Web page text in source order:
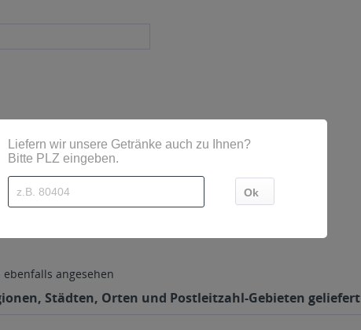
angesehen
Städten, Orten und Postleitzahl-Gebieten geliefert